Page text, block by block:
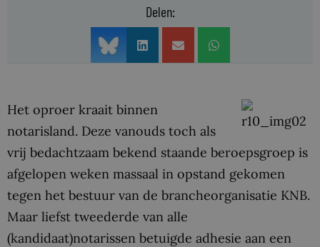
Delen:
Het oproer kraait binnen
notarisland. Deze vanouds toch als
vrij bedachtzaam bekend staande beroepsgroep is
afgelopen weken massaal in opstand gekomen
tegen het bestuur van de brancheorganisatie KNB.
Maar liefst tweederde van alle
(kandidaat)notarissen betuigde adhesie aan een